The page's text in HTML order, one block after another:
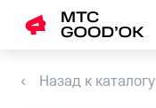
Назад к каталогу